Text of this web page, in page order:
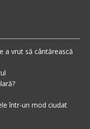
a vrut să cântărească
într-un mod ciudat